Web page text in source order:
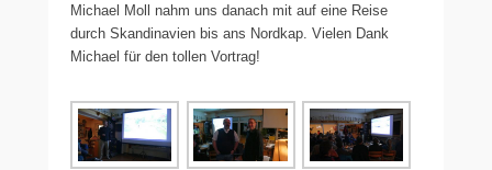
Michael Moll nahm uns danach mit auf eine Reise
durch Skandinavien bis ans Nordkap. Vielen Dank
Michael für den tollen Vortrag!